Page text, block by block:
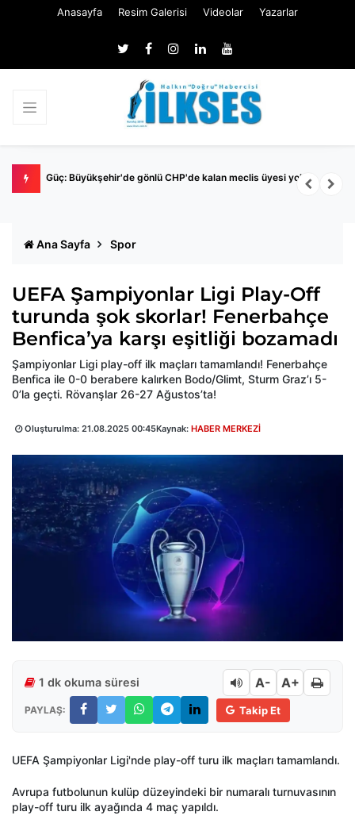
Anasayfa Resim Galerisi Videolar Yazarlar
Güç: Büyükşehir'de gönlü CHP'de kalan meclis üyesi yok
Ana Sayfa Spor
UEFA Şampiyonlar Ligi Play-Off
turunda şok skorlar! Fenerbahçe
Benfica’ya karşı eşitliği bozamadı
Şampiyonlar Ligi play-off ilk maçları tamamlandı! Fenerbahçe
Benfica ile 0-0 berabere kalırken Bodo/Glimt, Sturm Graz’ı 5-
0’la geçti. Rövanşlar 26-27 Ağustos’ta!
Oluşturulma: 21.08.2025 00:45Kaynak: HABER MERKEZİ
1 dk okuma süresi A- A+
PAYLAŞ: Takip Et
UEFA Şampiyonlar Ligi'nde play-off turu ilk maçları tamamlandı.
Avrupa futbolunun kulüp düzeyindeki bir numaralı turnuvasının
play-off turu ilk ayağında 4 maç yapıldı.